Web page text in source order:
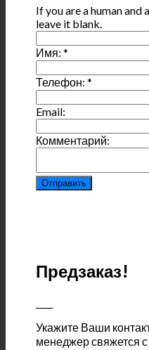
If you are a human and
leave it blank.
Имя:*
Телефон:*
Email:
Комментарий:
Предзаказ!
Укажите Ваши
менеджер свяжется